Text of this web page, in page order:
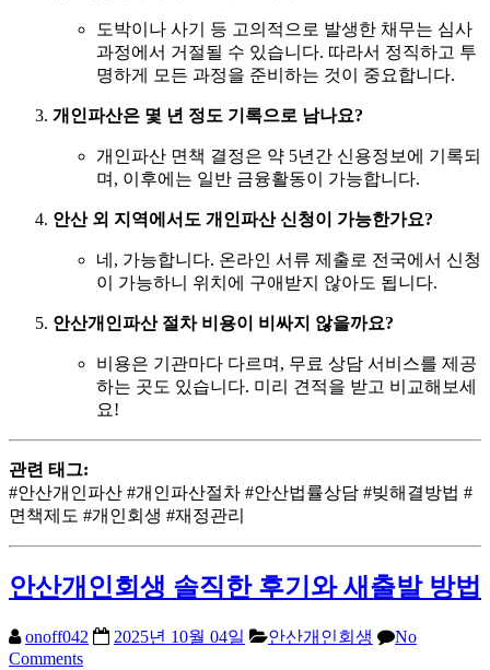
도박이나 사기 등 고의적으로 발생한 채무는 심사
과정에서 거절될 수 있습니다. 따라서 정직하고 투
명하게 모든 과정을 준비하는 것이 중요합니다.
개인파산은 몇 년 정도 기록으로 남나요?
개인파산 면책 결정은 약 5년간 신용정보에 기록되
며, 이후에는 일반 금융활동이 가능합니다.
안산 외 지역에서도 개인파산 신청이 가능한가요?
네, 가능합니다. 온라인 서류 제출로 전국에서 신청
이 가능하니 위치에 구애받지 않아도 됩니다.
안산개인파산 절차 비용이 비싸지 않을까요?
비용은 기관마다 다르며, 무료 상담 서비스를 제공
하는 곳도 있습니다. 미리 견적을 받고 비교해보세
요!
관련 태그:
#안산개인파산 #개인파산절차 #안산법률상담 #빚해결방법 #
면책제도 #개인회생 #재정관리
안산개인회생 솔직한 후기와 새출발 방법
onoff042 2025년 10월 04일 안산개인회생
No
Comments